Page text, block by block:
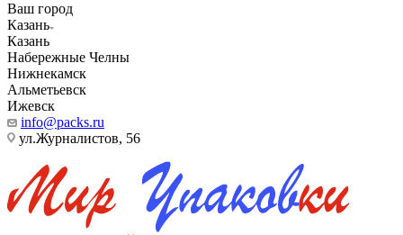
Ваш город
Казань
Казань
Набережные Челны
Нижнекамск
Альметьевск
Ижевск
info@packs.ru
ул.Журналистов, 56